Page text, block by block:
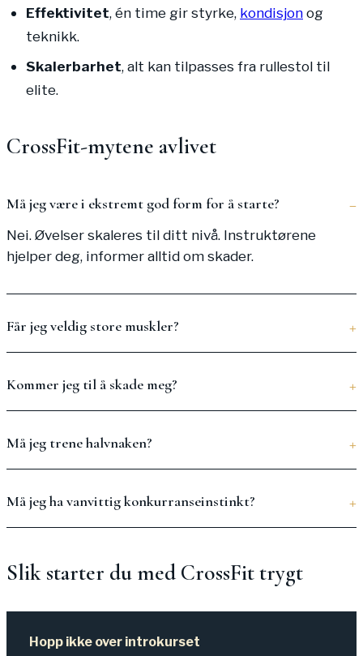
Effektivitet, én time gir styrke, kondisjonog
teknikk.
Skalerbarhet, alt kan tilpasses fra rullestol til
elite.
CrossFit-mytene avlivet
Må jeg være i ekstremt god form for å starte?
Nei. Øvelser skaleres til ditt nivå. Instruktørene
hjelper deg, informer alltid om skader.
Får jeg veldig store muskler?
Kommer jeg til å skade meg?
Må jeg trene halvnaken?
Må jeg ha vanvittig konkurranseinstinkt?
Slik starter du med CrossFit trygt
Hopp ikke over introkurset